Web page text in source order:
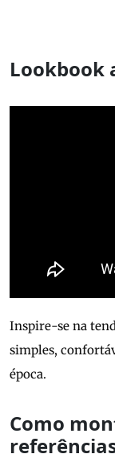
Lookbook
Inspire-se na
simples,
época.
Como